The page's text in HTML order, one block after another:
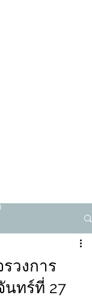
วงการ
นทร์ที่ 27